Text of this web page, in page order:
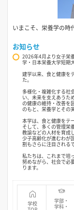
いまこそ、栄養学の時
お知らせ
2026年4月より女子栄
学・日本栄養大学短期
建学以来、食と健康を
た。
多様化・複雑化する社
い、未来を支えあうた
の健康の維持・改善を
のもと、栄養学とその
本学は、食と健康をテ
そして、多くの管理栄
教諭などの人材を育成
少子高齢化が進むわが
割もさらに注目される
私たちは、これまで培
努めながら、社会で必
ります。
学校
学部・
学科・